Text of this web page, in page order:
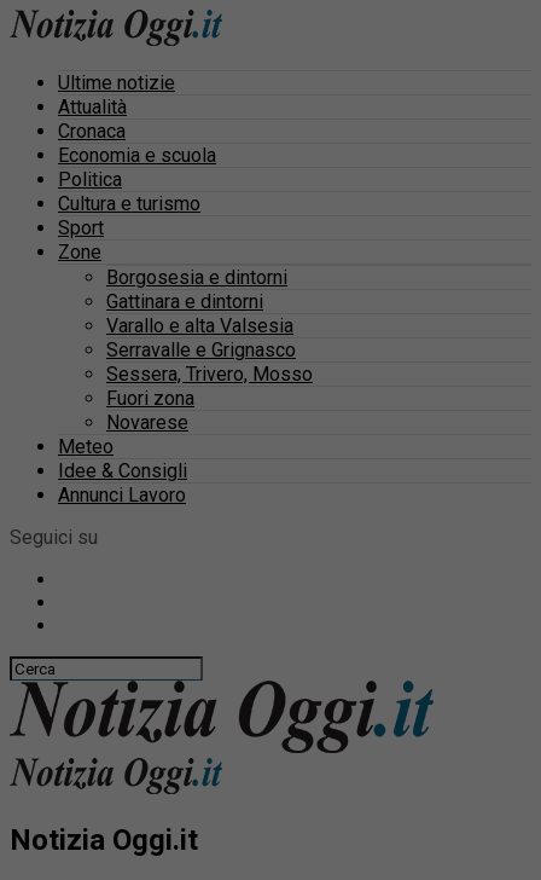
Ultime notizie
Attualità
Cronaca
Economia e scuola
Politica
Cultura e turismo
Sport
Zone
Borgosesia e dintorni
Gattinara e dintorni
Varallo e alta Valsesia
Serravalle e Grignasco
Sessera, Trivero, Mosso
Fuori zona
Novarese
Meteo
Idee & Consigli
Annunci Lavoro
Seguici su
Notizia Oggi.it